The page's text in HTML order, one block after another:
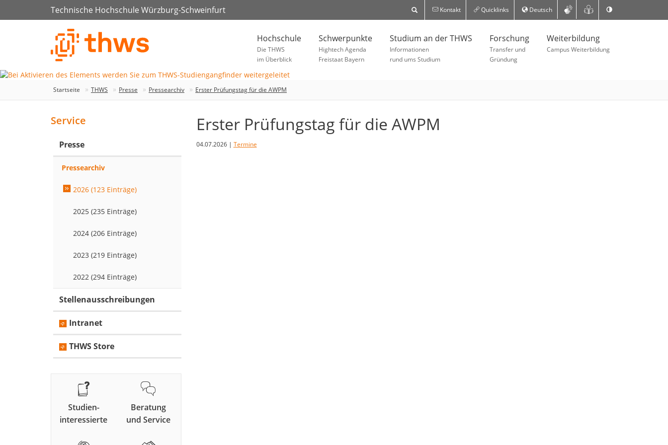
Technische Hochschule Würzburg-Schweinfurt Kontakt Quicklinks Deutsch
Hochschule
Die THWS
im Überblick
Schwerpunkte
Hightech Agenda
Freistaat Bayern
Studium an der THWS
Informationen
rund ums Studium
Forschung
Transfer und
Gründung
Weiterbildung
Campus Weiterbildung
Startseite THWS Presse Pressearchiv Erster Prüfungstag für die AWPM
Erster Prüfungstag für die AWPM
04.07.2026 | Termine
Service
Presse
Pressearchiv
2026 (123 Einträge)
2025 (235 Einträge)
2024 (206 Einträge)
2023 (219 Einträge)
2022 (294 Einträge)
Stellenausschreibungen
Intranet
THWS Store
Studien-
interessierte
Beratung
und Service